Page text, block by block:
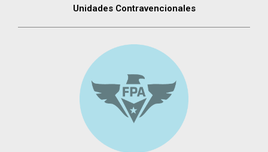
Unidades Contravencionales